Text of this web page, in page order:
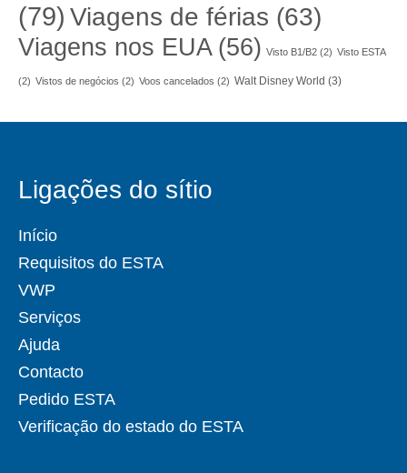
(79) Viagens de férias (63)
Viagens nos EUA(56) Visto B1/B2 (2) Visto ESTA
(2) Vistos de negócios (2) Voos cancelados (2) Walt Disney World (3)
Ligações do sítio
Início
Requisitos do ESTA
VWP
Serviços
Ajuda
Contacto
Pedido ESTA
Verificação do estado do ESTA